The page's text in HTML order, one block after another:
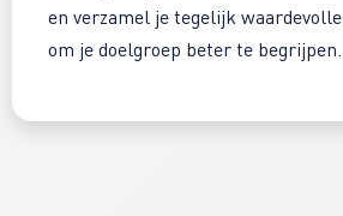
en verzamel je tegelijk waardevolle
om je doelgroep beter te begrijpen.